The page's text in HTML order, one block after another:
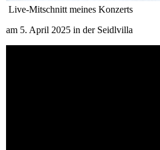
Live-Mitschnitt meines Konzerts
am 5. April 2025 in der Seidlvilla